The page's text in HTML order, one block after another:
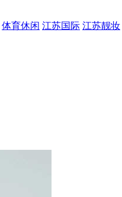
体育休闲 江苏国际 江苏靓妆